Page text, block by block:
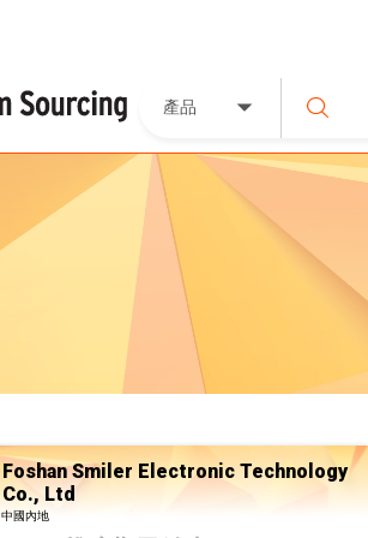
產品
Foshan Smiler Electronic Technology
Co., Ltd
中國內地